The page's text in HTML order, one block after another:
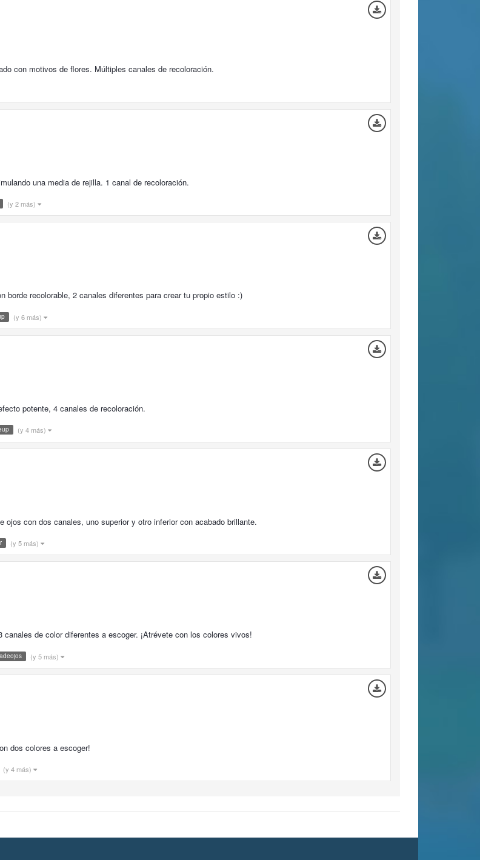
con motivos de flores. Múltiples canales de recoloración.
una media de rejilla. 1 canal de recoloración.
(y 2 más)
borde recolorable, 2 canales diferentes para crear tu propio estilo :)
(y 6 más)
potente, 4 canales de recoloración.
(y 4 más)
ojos con dos canales, uno superior y otro inferior con acabado brillante.
(y 5 más)
canales de color diferentes a escoger. ¡Atrévete con los colores vivos!
(y 5 más)
dos colores a escoger!
(y 4 más)